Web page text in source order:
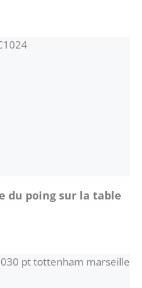
du poing sur la table